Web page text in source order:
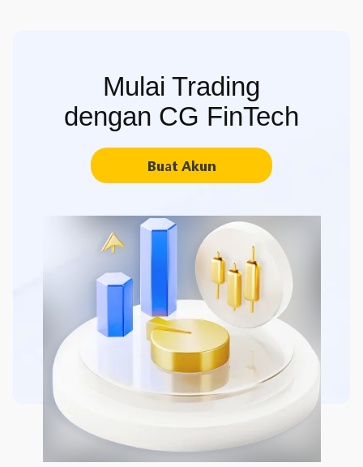
Mulai Trading
dengan CG FinTech
Buat Akun